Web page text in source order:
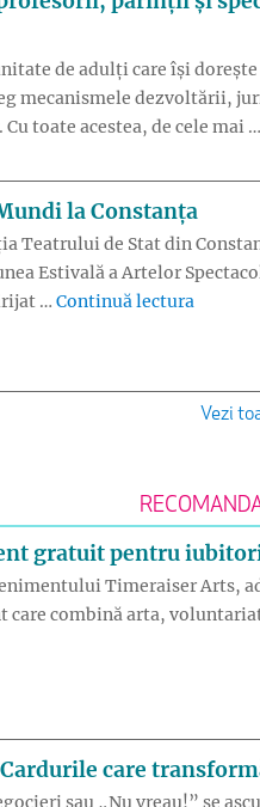
de adulți care își
mecanismele dezvoltării,
toate acestea, de cele mai …
la Constanța
Teatrului de Stat din
Estivală a Artelor
… Continuă lectura
Vezi
gratuit pentru
Timeraiser Arts,
care combină arta,
care
sau „Nu vreau!” se